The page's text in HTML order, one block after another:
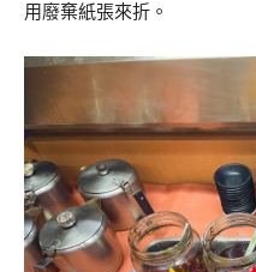
用廢棄紙張來折。